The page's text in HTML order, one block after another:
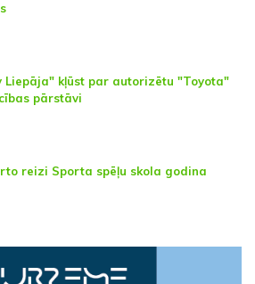
Liepāja" kļūst par autorizētu "Toyota"
pārstāvi
reizi Sporta spēļu skola godina